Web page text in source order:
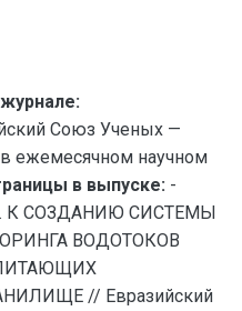
Союз Ученых —
в ежемесячном научном
в выпуске: -
. К СОЗДАНИЮ СИСТЕМЫ
ВОДОТОКОВ
// Евразийский